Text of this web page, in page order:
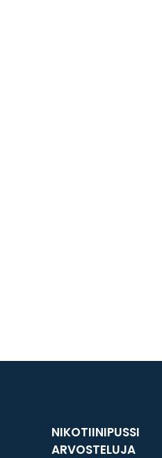
NIKOTIINIPUSSI
ARVOSTELUJA